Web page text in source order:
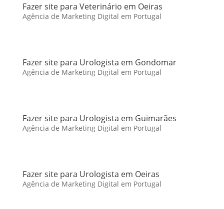
Fazer site para Veterinário em Oeiras
Agência de Marketing Digital em Portugal
Fazer site para Urologista em Gondomar
Agência de Marketing Digital em Portugal
Fazer site para Urologista em Guimarães
Agência de Marketing Digital em Portugal
Fazer site para Urologista em Oeiras
Agência de Marketing Digital em Portugal